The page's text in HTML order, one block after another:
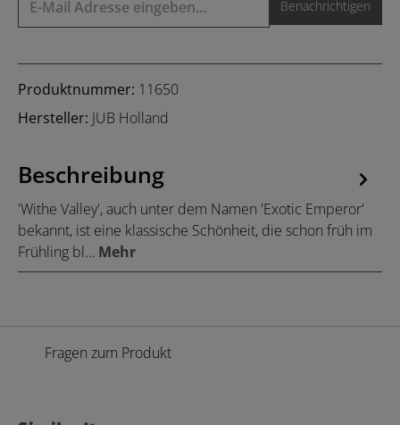
Benachrichtigen
Produktnummer: 11650
Hersteller: JUB Holland
Beschreibung
'Withe Valley', auch unter dem Namen 'Exotic Emperor'
bekannt, ist eine klassische Schönheit, die schon früh im
Frühling bl… Mehr
Fragen zum Produkt